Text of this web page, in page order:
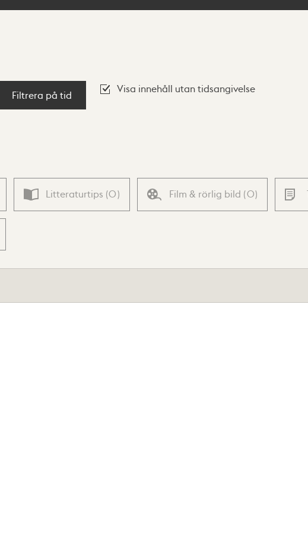
Filtrera på tid
Visa innehåll utan tidsangivelse
Litteraturtips (0) Film & rörlig bild (0)